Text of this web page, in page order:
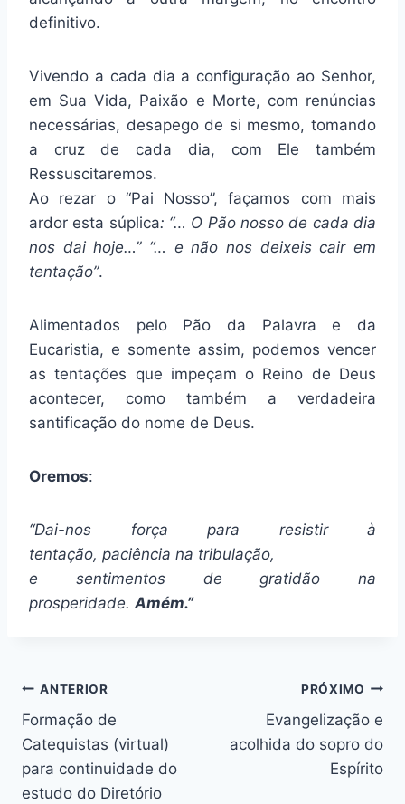
definitivo.
Vivendo a cada dia a configuração ao Senhor,
em Sua Vida, Paixão e Morte, com renúncias
necessárias, desapego de si mesmo, tomando
a cruz de cada dia, com Ele também
Ressuscitaremos.
Ao rezar o “Pai Nosso”, façamos com mais
ardor esta súplica: “… O Pão nosso de cada dia
nos dai hoje…” “… e não nos deixeis cair em
tentação”.
Alimentados pelo Pão da Palavra e da
Eucaristia, e somente assim, podemos vencer
as tentações que impeçam o Reino de Deus
acontecer, como também a verdadeira
santificação do nome de Deus.
Oremos:
“Dai-nos força para resistir à
tentação, paciência na tribulação,
e sentimentos de gratidão na
prosperidade. Amém.”
Navegação
de
Post
ANTERIOR
Formação de
Catequistas (virtual)
para continuidade do
estudo do Diretório
PRÓXIMO
Evangelização e
acolhida do sopro do
Espírito